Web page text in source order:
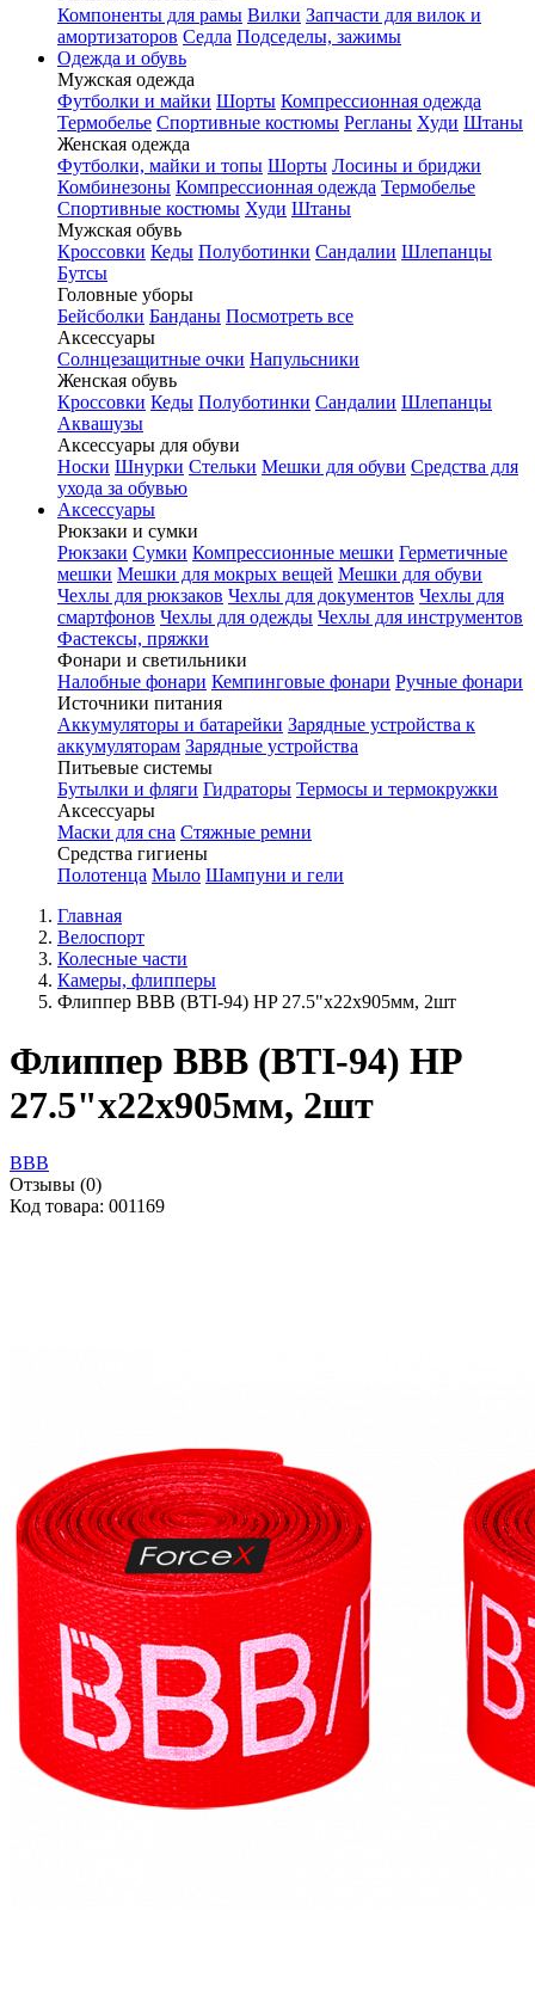
Компоненты для рамы Вилки Запчасти для вилок и
амортизаторов Седла Подседелы, зажимы
Одежда и обувь
Мужская одежда
Футболки и майки Шорты Компрессионная одежда
Термобелье Спортивные костюмы Регланы Худи Штаны
Женская одежда
Футболки, майки и топы Шорты Лосины и бриджи
Комбинезоны Компрессионная одежда Термобелье
Спортивные костюмы Худи Штаны
Мужская обувь
Кроссовки Кеды Полуботинки Сандалии Шлепанцы
Бутсы
Головные уборы
Бейсболки Банданы Посмотреть все
Аксессуары
Солнцезащитные очки Напульсники
Женская обувь
Кроссовки Кеды Полуботинки Сандалии Шлепанцы
Аквашузы
Аксессуары для обуви
Носки Шнурки Стельки Мешки для обуви Средства для
ухода за обувью
Аксессуары
Рюкзаки и сумки
Рюкзаки Сумки Компрессионные мешки Герметичные
мешки Мешки для мокрых вещей Мешки для обуви
Чехлы для рюкзаков Чехлы для документов Чехлы для
смартфонов Чехлы для одежды Чехлы для инструментов
Фастексы, пряжки
Фонари и светильники
Налобные фонари Кемпинговые фонари Ручные фонари
Источники питания
Аккумуляторы и батарейки Зарядные устройства к
аккумуляторам Зарядные устройства
Питьевые системы
Бутылки и фляги Гидраторы Термосы и термокружки
Аксессуары
Маски для сна Стяжные ремни
Средства гигиены
Полотенца Мыло Шампуни и гели
Главная
Велоспорт
Колесные части
Камеры, флипперы
Флиппер BBB (BTI-94) HP 27.5"x22x905мм, 2шт
Флиппер BBB (BTI-94) HP
27.5"x22x905мм, 2шт
BBB
Отзывы (0)
Код товара: 001169